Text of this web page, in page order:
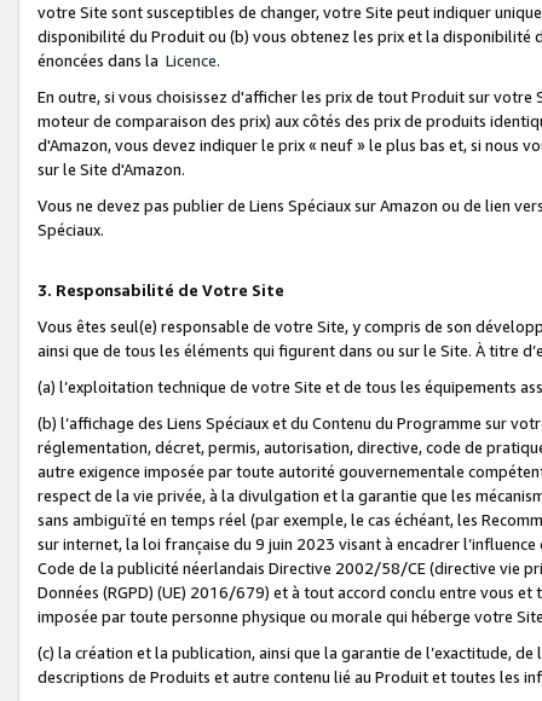
votre Site sont susceptibles de changer, votre Site peut indiquer
disponibilité du Produit ou (b) vous obtenez les prix et la disponibilité
énoncées dans la Licence.
En outre, si vous choisissez d'afficher les prix de tout Produit sur
moteur de comparaison des prix) aux côtés des prix de produits
d'Amazon, vous devez indiquer le prix « neuf » le plus bas et, si nous
sur le Site d'Amazon.
Vous ne devez pas publier de Liens Spéciaux sur Amazon ou de lien
Spéciaux.
3. Responsabilité de Votre Site
Vous êtes seul(e) responsable de votre Site, y compris de son
ainsi que de tous les éléments qui figurent dans ou sur le Site. À titre
(a) l’exploitation technique de votre Site et de tous les équipements
(b) l’affichage des Liens Spéciaux et du Contenu du Programme sur
réglementation, décret, permis, autorisation, directive, code de
autre exigence imposée par toute autorité gouvernementale
respect de la vie privée, à la divulgation et la garantie que les
sans ambiguïté en temps réel (par exemple, le cas échéant, les
sur internet, la loi française du 9 juin 2023 visant à encadrer
Code de la publicité néerlandais Directive 2002/58/CE (directive vie
Données (RGPD) (UE) 2016/679) et à tout accord conclu entre vous
imposée par toute personne physique ou morale qui héberge votre
(c) la création et la publication, ainsi que la garantie de l’exactitude,
descriptions de Produits et autre contenu lié au Produit et toutes les